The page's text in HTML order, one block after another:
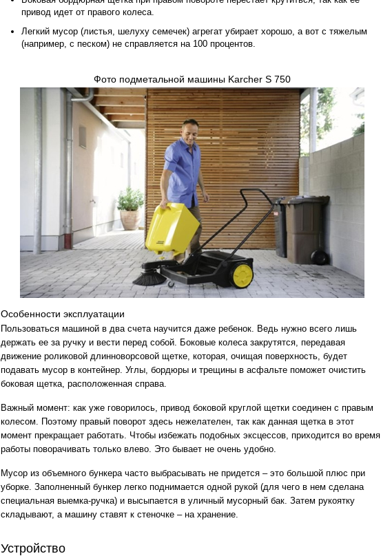
привод идет от правого колеса.
Легкий мусор (листья, шелуху семечек) агрегат убирает хорошо, а вот с тяжелым
(например, с песком) не справляется на 100 процентов.
Фото подметальной машины Karcher S 750
Особенности эксплуатации
Пользоваться машиной в два счета научится даже ребенок. Ведь нужно всего лишь
держать ее за ручку и вести перед собой. Боковые колеса закрутятся, передавая
движение роликовой длинноворсовой щетке, которая, очищая поверхность, будет
подавать мусор в контейнер. Углы, бордюры и трещины в асфальте поможет очистить
боковая щетка, расположенная справа.
Важный момент: как уже говорилось, привод боковой круглой щетки соединен с правым
колесом. Поэтому правый поворот здесь нежелателен, так как данная щетка в этот
момент прекращает работать. Чтобы избежать подобных эксцессов, приходится во время
работы поворачивать только влево. Это бывает не очень удобно.
Мусор из объемного бункера часто выбрасывать не придется – это большой плюс при
уборке. Заполненный бункер легко поднимается одной рукой (для чего в нем сделана
специальная выемка-ручка) и высыпается в уличный мусорный бак. Затем рукоятку
складывают, а машину ставят к стеночке – на хранение.
Устройство